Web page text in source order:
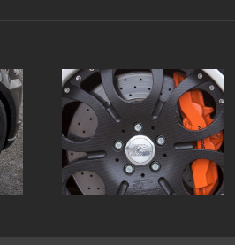
EVOLINE 20″, 21″ und
22″